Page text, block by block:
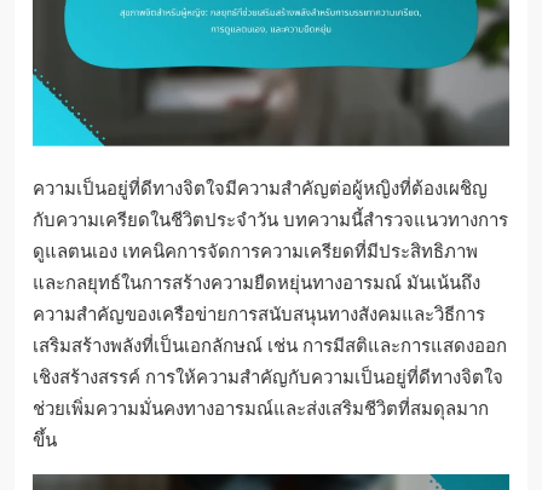
ความเป็นอยู่ที่ดีทางจิตใจมีความสำคัญต่อผู้หญิงที่ต้องเผชิญ
กับความเครียดในชีวิตประจำวัน บทความนี้สำรวจแนวทางการ
ดูแลตนเอง เทคนิคการจัดการความเครียดที่มีประสิทธิภาพ
และกลยุทธ์ในการสร้างความยืดหยุ่นทางอารมณ์ มันเน้นถึง
ความสำคัญของเครือข่ายการสนับสนุนทางสังคมและวิธีการ
เสริมสร้างพลังที่เป็นเอกลักษณ์ เช่น การมีสติและการแสดงออก
เชิงสร้างสรรค์ การให้ความสำคัญกับความเป็นอยู่ที่ดีทางจิตใจ
ช่วยเพิ่มความมั่นคงทางอารมณ์และส่งเสริมชีวิตที่สมดุลมาก
ขึ้น